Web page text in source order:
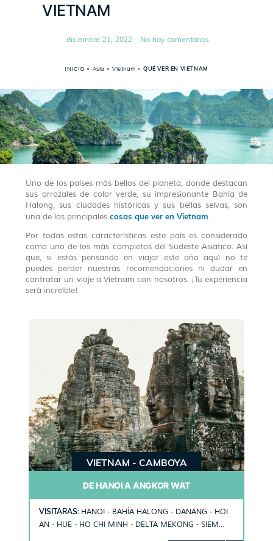
VIETNAM
diciembre 21, 2022 No hay comentarios
INICIO » Asia » Vietnam » QUÉ VER EN VIETNAM
Uno de los países más bellos del planeta, donde destacan
sus arrozales de color verde, su impresionante Bahía de
Halong, sus ciudades históricas y sus bellas selvas, son
una de las principales cosas que ver en Vietnam.
Por todas estas características este país es considerado
como uno de los más completos del Sudeste Asiático. Así
que, si estás pensando en viajar este año aquí no te
puedes perder nuestras recomendaciones ni dudar en
contratar un viaje a Vietnam con nosotros. ¡Tu experiencia
será increíble!
VIETNAM - CAMBOYA
DE HANOI A ANGKOR WAT
VISITARAS: HANOI - BAHÍA HALONG - DANANG - HOI
AN - HUE - HO CHI MINH - DELTA MEKONG - SIEM